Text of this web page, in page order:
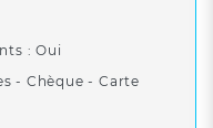
: Oui
- Chèque - Carte